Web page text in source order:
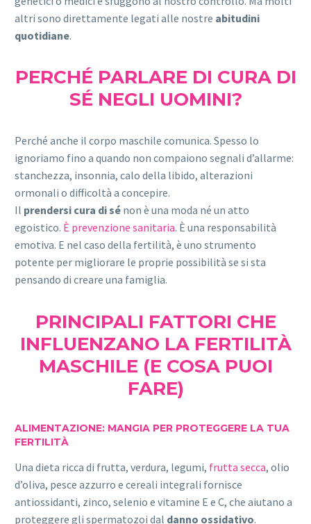
altri sono direttamente legati alle nostre abitudini
quotidiane.
PERCHÉ PARLARE DI CURA DI
SÉ NEGLI UOMINI?
Perché anche il corpo maschile comunica. Spesso lo
ignoriamo fino a quando non compaiono segnali d’allarme:
stanchezza, insonnia, calo della libido, alterazioni
ormonali o difficoltà a concepire.
Il prendersi cura di sé non è una moda né un atto
egoistico. È prevenzione sanitaria. È una responsabilità
emotiva. E nel caso della fertilità, è uno strumento
potente per migliorare le proprie possibilità se si sta
pensando di creare una famiglia.
PRINCIPALI FATTORI CHE
INFLUENZANO LA FERTILITÀ
MASCHILE (E COSA PUOI
FARE)
ALIMENTAZIONE: MANGIA PER PROTEGGERE LA TUA
FERTILITÀ
Una dieta ricca di frutta, verdura, legumi, frutta secca, olio
d’oliva, pesce azzurro e cereali integrali fornisce
antiossidanti, zinco, selenio e vitamine E e C, che aiutano a
proteggere gli spermatozoi dal danno ossidativo.